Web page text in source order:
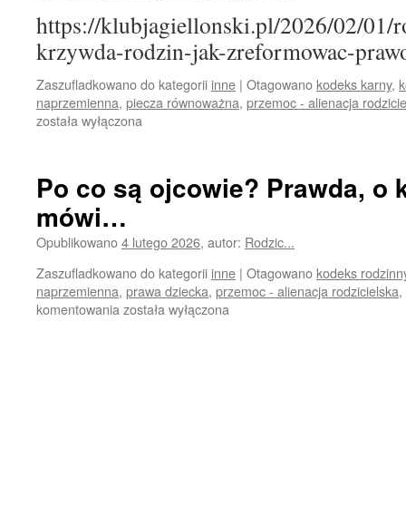
https://klubjagiellonski.pl/2026/02/01/
krzywda-rodzin-jak-zreformowac-
Zaszufladkowano do kategorii inne | Otagowano kodeks karny,
naprzemienna, piecza równoważna, przemoc - alienacja
została wyłączona
Po co są ojcowie? Prawda, o
mówi…
Opublikowano4 lutego 2026, autor: Rodzic...
Zaszufladkowano do kategorii inne | Otagowano kodeks
naprzemienna, prawa dziecka, przemoc - alienacja rodzicielska,
komentowania Po
została wyłączona